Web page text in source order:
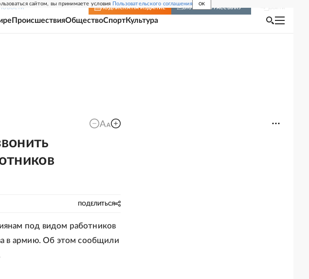
сайтом, вы принимаете условия Пользовательского соглашения OK
ПОДПИСКА НА ИЗДАНИЕ ВКЛЮЧИТЬ РАССЫЛКУ
ПроисшествияОбществоСпортКультура
ПОДЕЛИТЬСЯ
под видом работников
в армию. Об этом сообщили